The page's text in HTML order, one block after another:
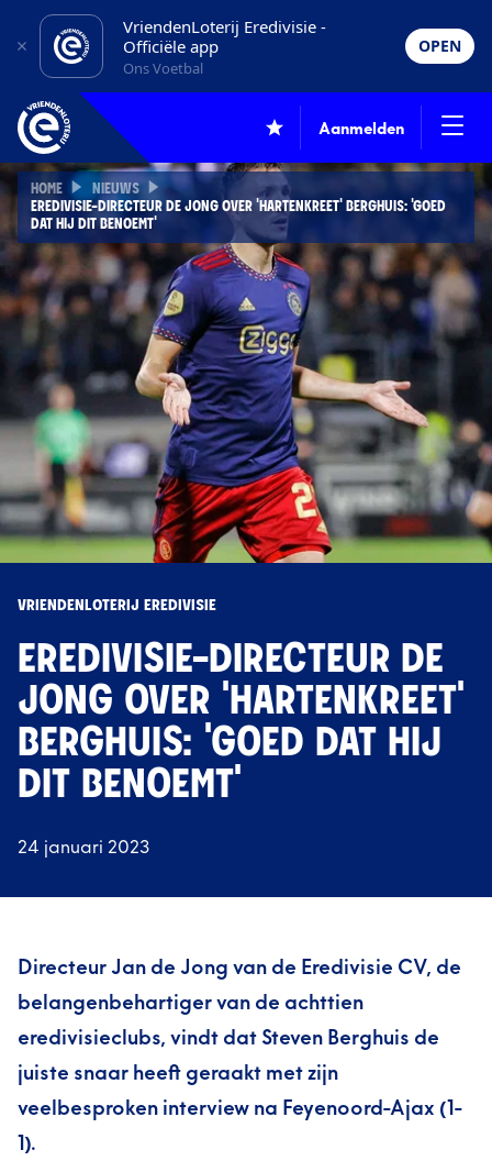
VriendenLoterij Eredivisie -
Officiële app
Ons Voetbal
OPEN
Aanmelden
HOME
NIEUWS
EREDIVISIE-DIRECTEUR DE JONG OVER 'HARTENKREET' BERGHUIS: 'GOED
DAT HIJ DIT BENOEMT'
VRIENDENLOTERIJ EREDIVISIE
EREDIVISIE-DIRECTEUR DE
JONG OVER 'HARTENKREET'
BERGHUIS: 'GOED DAT HIJ
DIT BENOEMT'
24 januari 2023
Directeur Jan de Jong van de Eredivisie CV, de
belangenbehartiger van de achttien
eredivisieclubs, vindt dat Steven Berghuis de
juiste snaar heeft geraakt met zijn
veelbesproken interview na Feyenoord-Ajax (1-
1).